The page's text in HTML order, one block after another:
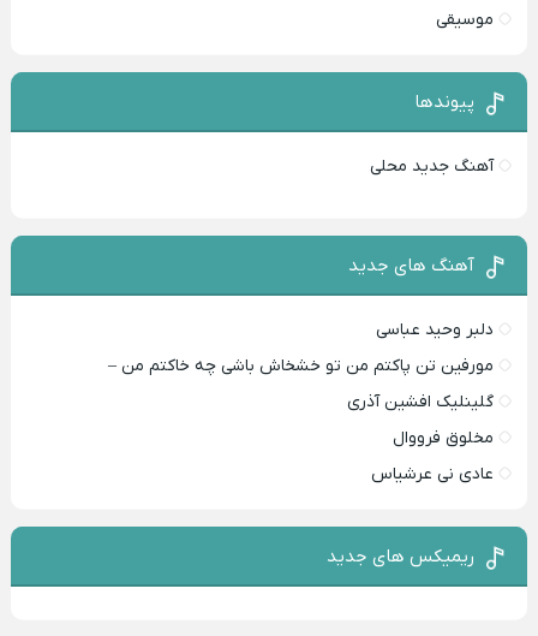
موسیقی
پیوندها
آهنگ جدید محلی
آهنگ های جدید
دلبر وحید عباسی
مورفین تن پاکتم من تو خشخاش باشی چه خاکتم من –
گلینلیک افشین آذری
مخلوق فرووال
عادی نی عرشیاس
ریمیکس های جدید